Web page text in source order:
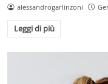
alessandrogarlinzoni
Leggi di più